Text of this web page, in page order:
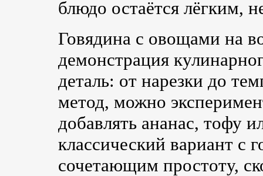
блюдо остаётся лёгким,
Говядина с овощами на
демонстрация
деталь: от нарезки до
метод, можно
добавлять ананас, тофу
классический вариант с
сочетающим простоту,